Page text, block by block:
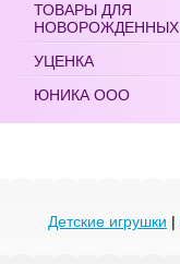
ТОВАРЫ ДЛЯ
НОВОРОЖДЕННЫХ
УЦЕНКА
ЮНИКА ООО
Детские игрушки |